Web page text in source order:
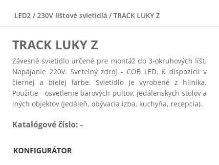
LED2 /230V lištové svietidlá / TRACK LUKY Z
TRACK LUKY Z
Závesné svietidlo určené pre montáž do 3-okruhových líšt.
Napájanie 220V. Svetelný zdroj - COB LED. K dispozícii v
čiernej a bielej farbe. Svietidlo je vyrobené z hliníka.
Použitie - osvetlenie barových pultov, jedálenskych stolov a
iných objektov (jedáleň, obývacia izba, kuchyňa, recepcia).
Katalógové číslo: -
KONFIGURÁTOR